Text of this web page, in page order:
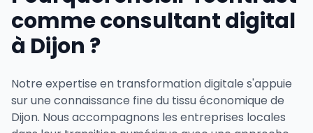
comme consultant digital
à Dijon ?
Notre expertise en transformation digitale s'appuie
sur une connaissance fine du tissu économique de
Dijon. Nous accompagnons les entreprises locales